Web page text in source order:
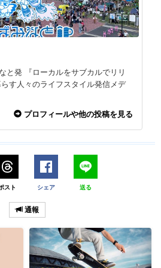
と発 『ローカルをサブカルでリリ
す人々のライフスタイル発信メデ
プロフィールや他の投稿を見る
スト シェア 送る
通報